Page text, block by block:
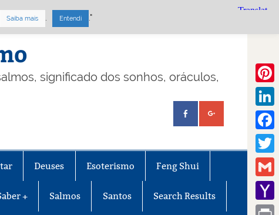
significado dos sonhos, oráculos,
Deuses Esoterismo Feng Shui
+ Salmos Santos Search Results
Gmail
Saiba mais . Entendi ."